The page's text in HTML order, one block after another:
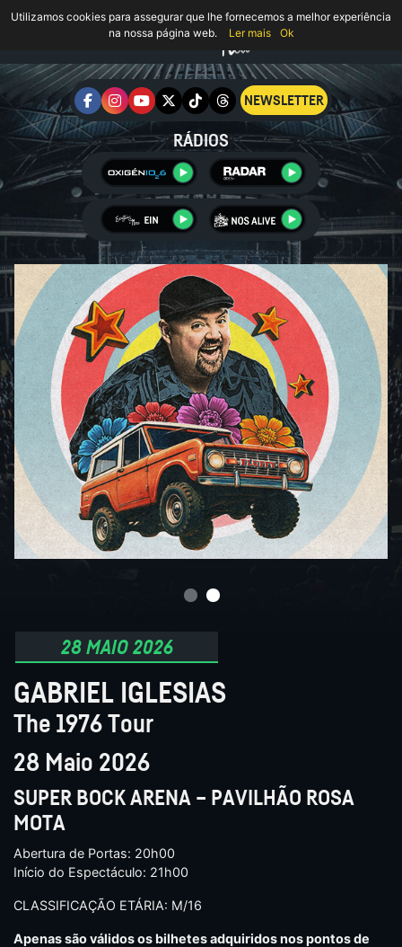
NEWSLETTER
RÁDIOS
28 MAIO 2026
GABRIEL IGLESIAS
The 1976 Tour
28 Maio 2026
SUPER BOCK ARENA – PAVILHÃO ROSA
MOTA
Abertura de Portas: 20h00
Início do Espectáculo: 21h00
CLASSIFICAÇÃO ETÁRIA: M/16
Apenas são válidos os bilhetes adquiridos nos pontos de
Utilizamos cookies para assegurar que lhe fornecemos a melhor experiência
na nossa página web.
Ler mais Ok